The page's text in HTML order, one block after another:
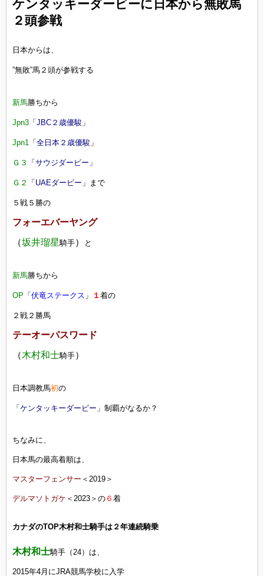
ケンタッキーダービーに日本から無敗馬
２頭参戦
日本からは、
”無敗”馬２頭が参戦する
新馬勝ちから
Jpn3 「 JBC２歳優駿 」
Jpn1 「 全日本２歳優駿 」
Ｇ３ 「 サウジダービー 」
Ｇ２ 「 UAEダービー 」まで
５戦５勝の
フォーエバーヤング
（坂井瑠星騎手） と
新馬勝ちから
OP 「 伏竜ステークス 」 １ 着の
２戦２勝馬
テーオーパスワード
（木村和士騎手）
日本調教馬初の
「 ケンタッキーダービー 」制覇がなるか？
ちなみに、
日本馬の最高着順は、
マスターフェンサー ＜2019＞
デルマソトガケ ＜2023＞の ６ 着
カナダのTOP木村和士騎手は２年連続騎乗
木村和士騎手（24）は、
2015年4月にJRA競馬学校に入学